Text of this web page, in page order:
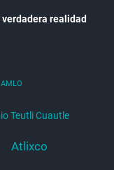
realidad
AMLO
Teutli Cuautle
Atlixco